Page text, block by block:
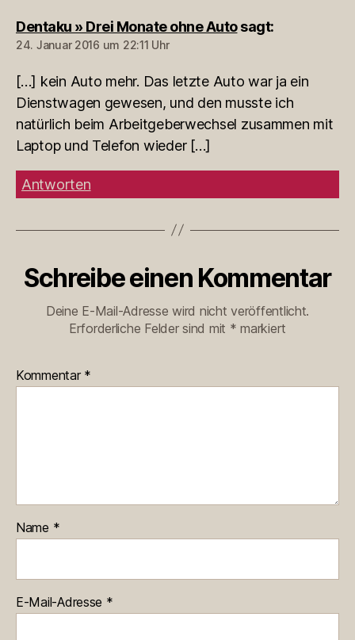
Dentaku » Drei Monate ohne Auto sagt:
24. Januar 2016 um 22:11 Uhr
[…] kein Auto mehr. Das letzte Auto war ja ein
Dienstwagen gewesen, und den musste ich
natürlich beim Arbeitgeberwechsel zusammen mit
Laptop und Telefon wieder […]
Antworten
Schreibe einen Kommentar
Deine E-Mail-Adresse wird nicht veröffentlicht.
Erforderliche Felder sind mit * markiert
Kommentar *
Name *
E-Mail-Adresse *